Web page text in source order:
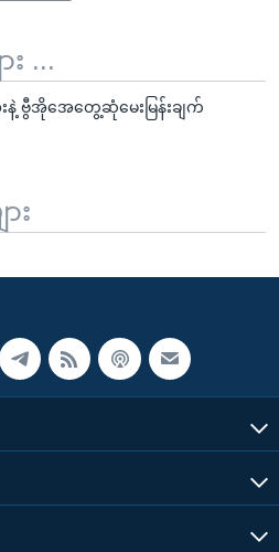
...
နဲ့ ဗွီအိုအေတွေ့ဆုံမေးမြန်းချက်
း